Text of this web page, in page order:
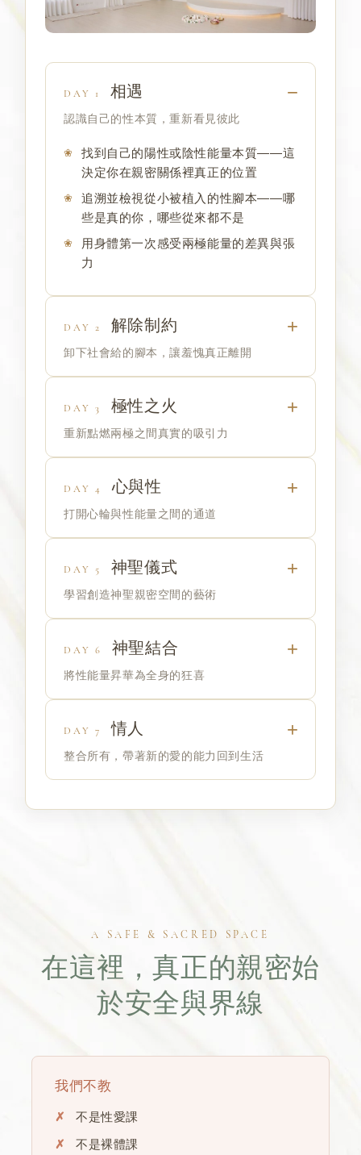
DAY 1 相遇
認識自己的性本質，重新看見彼此
找到自己的陽性或陰性能量本質——這
決定你在親密關係裡真正的位置
追溯並檢視從小被植入的性腳本——哪
些是真的你，哪些從來都不是
用身體第一次感受兩極能量的差異與張
力
DAY 2 解除制約
卸下社會給的腳本，讓羞愧真正離開
DAY 3 極性之火
重新點燃兩極之間真實的吸引力
DAY 4 心與性
打開心輪與性能量之間的通道
DAY 5 神聖儀式
學習創造神聖親密空間的藝術
DAY 6 神聖結合
將性能量昇華為全身的狂喜
DAY 7 情人
整合所有，帶著新的愛的能力回到生活
A SAFE & SACRED SPACE
在這裡，真正的親密始
於安全與界線
我們不教
不是性愛課
不是裸體課